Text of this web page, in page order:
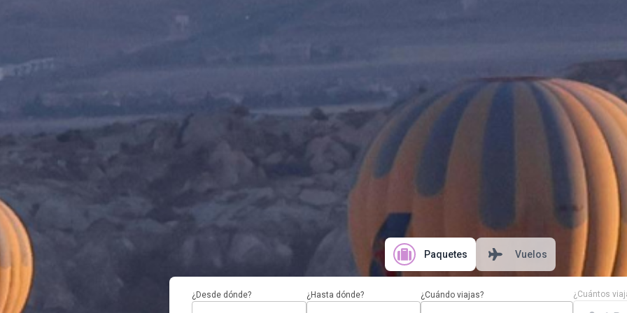
Paquetes Vuelos
¿Desde dónde? ¿Hasta dónde? ¿Cuándo viajas? ¿Cuántos